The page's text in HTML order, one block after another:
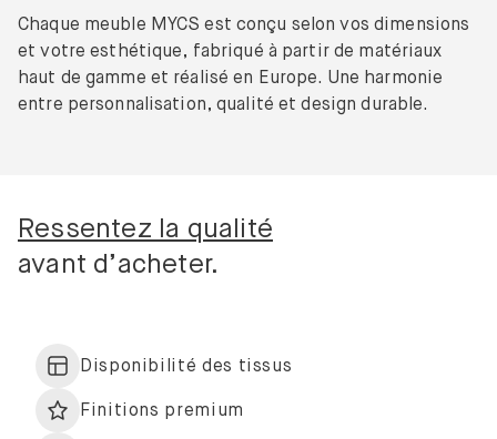
Chaque meuble MYCS est conçu selon vos dimensions
et votre esthétique, fabriqué à partir de matériaux
haut de gamme et réalisé en Europe. Une harmonie
entre personnalisation, qualité et design durable.
Ressentez la qualité
avant d’acheter.
Disponibilité des tissus
Finitions premium